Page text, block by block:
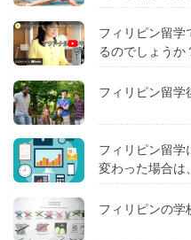
フィリピン留学
るのでしょうか
フィリピン留
フィリピン留学
変わった場合は
フィリピンの学